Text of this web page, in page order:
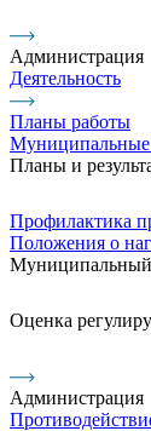
Администрация
Деятельность
Планы работы
Муниципальные
Планы и
Профилактика
Положения о
Муниципальный
Оценка
Администрация